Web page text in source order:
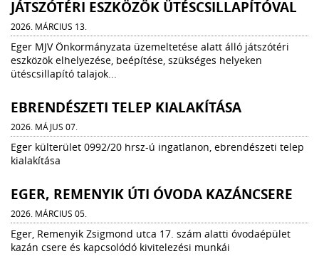
JÁTSZÓTÉRI ESZKÖZÖK ÜTÉSCSILLAPÍTÓVAL
2026. MÁRCIUS 13.
Eger MJV Önkormányzata üzemeltetése alatt álló játszótéri
eszközök elhelyezése, beépítése, szükséges helyeken
ütéscsillapító talajok...
EBRENDÉSZETI TELEP KIALAKÍTÁSA
2026. MÁJUS 07.
Eger külterület 0992/20 hrsz-ú ingatlanon, ebrendészeti telep
kialakítása
EGER, REMENYIK ÚTI ÓVODA KAZÁNCSERE
2026. MÁRCIUS 05.
Eger, Remenyik Zsigmond utca 17. szám alatti óvodaépület
kazán csere és kapcsolódó kivitelezési munkái